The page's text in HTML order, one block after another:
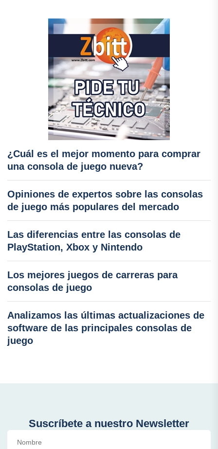
¿Cuál es el mejor momento para comprar
una consola de juego nueva?
Opiniones de expertos sobre las consolas
de juego más populares del mercado
Las diferencias entre las consolas de
PlayStation, Xbox y Nintendo
Los mejores juegos de carreras para
consolas de juego
Analizamos las últimas actualizaciones de
software de las principales consolas de
juego
Suscríbete a nuestro Newsletter